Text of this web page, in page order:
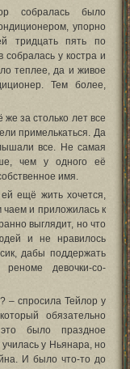
собралась было
упорно
тридцать пять по
собралась у костра и
теплее, да и живое
Тем более,
за столько лет все
примелькаться. Да
все. Не самая
чем у одного её
имя.
ещё жить хочется,
чаем и приложилась к
выглядит, но что
и не нравилось
дабы поддержать
девочки-со-
– спросила Тейлор у
обязательно
было праздное
у Ньянара, но
И было что-то до